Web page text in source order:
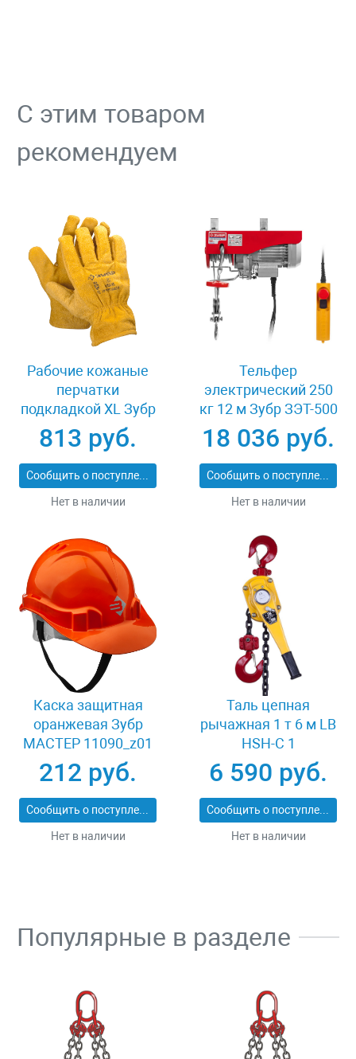
С этим товаром
рекомендуем
Рабочие кожаные
перчатки
подкладкой XL Зубр
МАСТЕР 1135-XL
813 руб.
Сообщить о поступлении
Нет в наличии
Тельфер
электрический 250
кг 12 м Зубр ЗЭТ-500
18 036 руб.
Сообщить о поступлении
Нет в наличии
Каска защитная
оранжевая Зубр
МАСТЕР 11090_z01
212 руб.
Сообщить о поступлении
Нет в наличии
Таль цепная
рычажная 1 т 6 м LB
HSH-C 1
6 590 руб.
Сообщить о поступлении
Нет в наличии
Популярные в разделе